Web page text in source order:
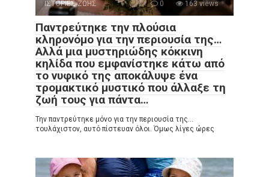
ΙΣΤΟΡΙΕΣ ΖΩΗΣ 0 163 views
Παντρεύτηκε την πλούσια
κληρονόμο για την περιουσία της…
Αλλά μια μυστηριώδης κόκκινη
κηλίδα που εμφανίστηκε κάτω από
το νυφικό της αποκάλυψε ένα
τρομακτικό μυστικό που άλλαξε τη
ζωή τους για πάντα…
Την παντρεύτηκε μόνο για την περιουσία της…
τουλάχιστον, αυτό πίστευαν όλοι. Όμως λίγες ώρες